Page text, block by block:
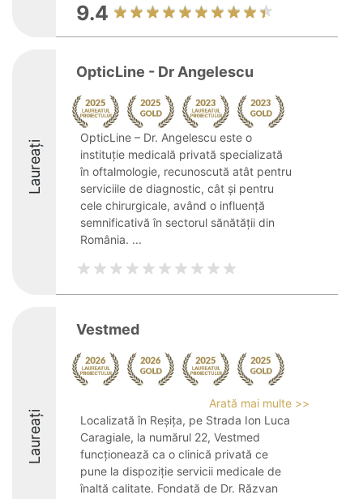
9.4
Laureați
OpticLine - Dr Angelescu
OpticLine – Dr. Angelescu este o
instituție medicală privată specializată
în oftalmologie, recunoscută atât pentru
serviciile de diagnostic, cât și pentru
cele chirurgicale, având o influență
semnificativă în sectorul sănătății din
România. ...
Laureați
Vestmed
Arată mai multe >>
Localizată în Reșița, pe Strada Ion Luca
Caragiale, la numărul 22, Vestmed
funcționează ca o clinică privată ce
pune la dispoziție servicii medicale de
înaltă calitate. Fondată de Dr. Răzvan